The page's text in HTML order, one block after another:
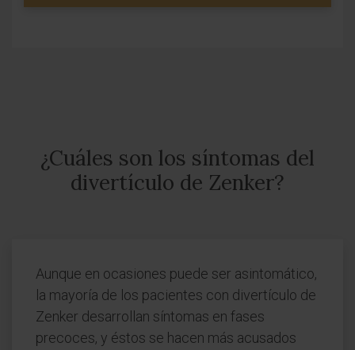
¿Cuáles son los síntomas del
divertículo de Zenker?
Aunque en ocasiones puede ser asintomático,
la mayoría de los pacientes con divertículo de
Zenker desarrollan síntomas en fases
precoces, y éstos se hacen más acusados